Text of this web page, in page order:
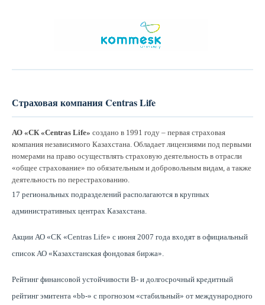
Страховая компания Centras Life
АО «СК «Centras Life» создано в 1991 году – первая страховая
компания независимого Казахстана. Обладает лицензиями под первыми
номерами на право осуществлять страховую деятельность в отрасли
«общее страхование» по обязательным и добровольным видам, а также
деятельность по перестрахованию.
17 региональных подразделений располагаются в крупных
административных центрах Казахстана.
Акции АО «СК «Centras Life» с июня 2007 года входят в официальный
список АО «Казахстанская фондовая биржа».
Рейтинг финансовой устойчивости B- и долгосрочный кредитный
рейтинг эмитента «bb-» с прогнозом «стабильный» от международного